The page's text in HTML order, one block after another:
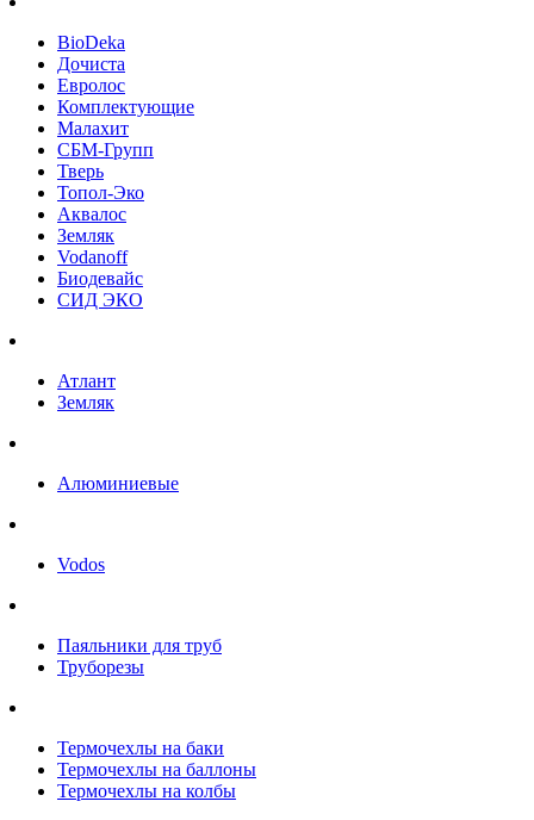
BioDeka
Дочиста
Евролос
Комплектующие
Малахит
СБМ-Групп
Тверь
Топол-Эко
Аквалос
Земляк
Vodanoff
Биодевайс
СИД ЭКО
Атлант
Земляк
Алюминиевые
Vodos
Паяльники для труб
Труборезы
Термочехлы на баки
Термочехлы на баллоны
Термочехлы на колбы